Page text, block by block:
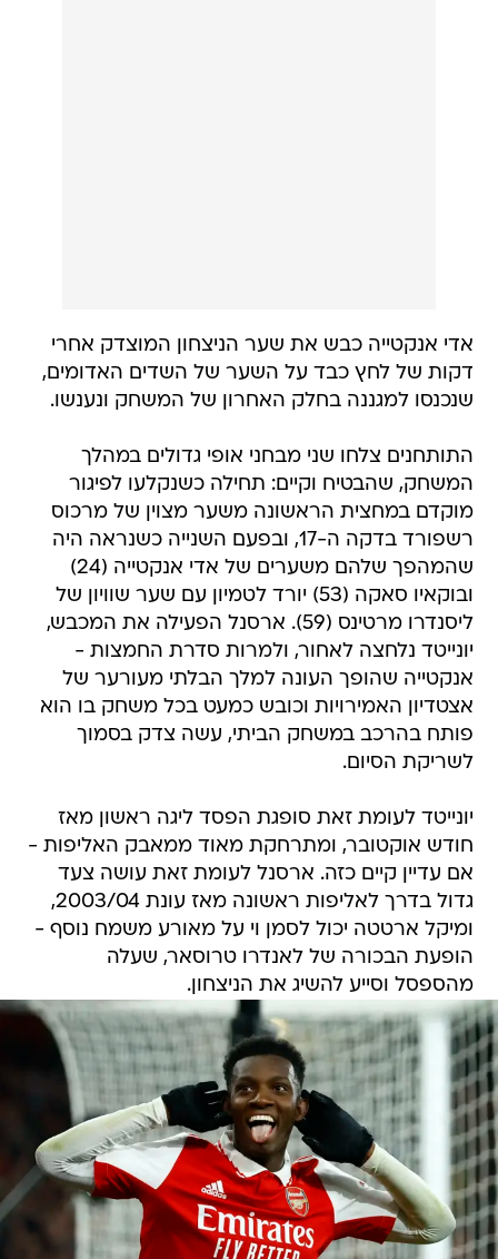
אדי אנקטייה כבש את שער הניצחון המוצדק אחרי
דקות של לחץ כבד על השער של השדים האדומים,
שנכנסו למגננה בחלק האחרון של המשחק ונענשו.
התותחנים צלחו שני מבחני אופי גדולים במהלך
המשחק, שהבטיח וקיים: תחילה כשנקלעו לפיגור
מוקדם במחצית הראשונה משער מצוין של מרכוס
רשפורד בדקה ה-17, ובפעם השנייה כשנראה היה
שהמהפך שלהם משערים של אדי אנקטייה (24)
ובוקאיו סאקה (53) יורד לטמיון עם שער שוויון של
ליסנדרו מרטינס (59). ארסנל הפעילה את המכבש,
יונייטד נלחצה לאחור, ולמרות סדרת החמצות -
אנקטייה שהופך העונה למלך הבלתי מעורער של
אצטדיון האמירויות וכובש כמעט בכל משחק בו הוא
פותח בהרכב במשחק הביתי, עשה צדק בסמוך
לשריקת הסיום.
יונייטד לעומת זאת סופגת הפסד ליגה ראשון מאז
חודש אוקטובר, ומתרחקת מאוד ממאבק האליפות -
אם עדיין קיים כזה. ארסנל לעומת זאת עושה צעד
גדול בדרך לאליפות ראשונה מאז עונת 2003/04,
ומיקל ארטטה יכול לסמן וי על מאורע משמח נוסף -
הופעת הבכורה של לאנדרו טרוסאר, שעלה
מהספסל וסייע להשיג את הניצחון.